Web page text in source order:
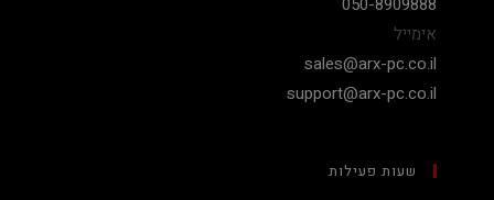
אימייל
sales@arx-pc.co.il
support@arx-pc.co.il
שעות פעילות